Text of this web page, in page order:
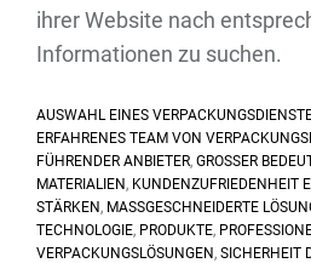
ihrer Website nach
Informationen zu suchen.
AUSWAHL EINES
ERFAHRENES TEAM VON
FÜHRENDER ANBIETER, GROSSER
MATERIALIEN, KUNDENZUFRIEDENHEIT
STÄRKEN, MASSGESCHNEIDERTE
TECHNOLOGIE, PRODUKTE,
VERPACKUNGSLÖSUNGEN, SICHERHEIT